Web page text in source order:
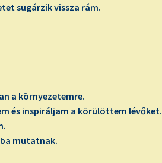
sugárzik vissza rám.
a környezetemre.
és inspiráljam a körülöttem lévőket.
mutatnak.